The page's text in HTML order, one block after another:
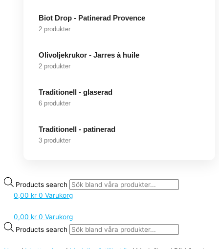
Biot Drop - Patinerad Provence
2 produkter
Olivoljekrukor - Jarres à huile
2 produkter
Traditionell - glaserad
6 produkter
Traditionell - patinerad
3 produkter
Products search
0,00 kr 0 Varukorg
0,00 kr 0 Varukorg
Products search